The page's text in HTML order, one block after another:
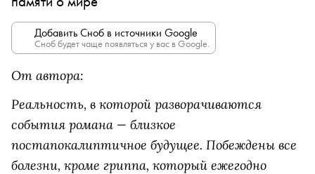
Добавить Сноб в источники Google
Сноб будет чаще появляться у вас в Google.
От автора:
Реальность, в которой разворачиваются
события романа — близкое
постапокалиптичное будущее. Побеждены все
болезни, кроме гриппа, который ежегодно